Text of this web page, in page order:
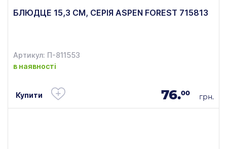
БЛЮДЦЕ 15,3 СМ, СЕРІЯ ASPEN FOREST 715813
Артикул: П-811553
в наявності
Купити 76.00 грн.